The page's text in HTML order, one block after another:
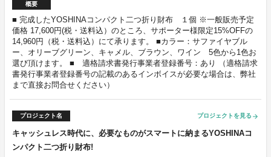
概要
■ 完成したYOSHINAコンパクト二つ折り財布 １個 ※一般販売予定
価格 17,600円(税・送料込）のところ、サポーター様限定15%OFFの
14,960円（税・送料込）にて承ります。 ■カラー：サファイヤブル
ー、オリーブグリーン、キャメル、ブラウン、ワイン 5色から1色お
選び頂けます。 ■ 適格請求書発行事業者登録番号：あり （適格請求
書発行事業者登録番号の記載のあるインボイスが必要な場合は、弊社
まで直接お問合せください）
プロジェクト名 プロジェクトを見る arrow_forward
キャッシュレス時代に、必要なものがスマートに納まるYOSHINAコ
ンパクト二つ折り財布!